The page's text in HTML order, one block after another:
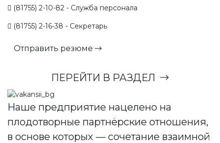
(81755) 2-10-82 - Служба персонала
(81755) 2-16-38 - Секретарь
Отправить резюме
ПЕРЕЙТИ В РАЗДЕЛ
Наше предприятие нацелено на
плодотворные партнёрские отношения,
в основе которых — сочетание взаимной